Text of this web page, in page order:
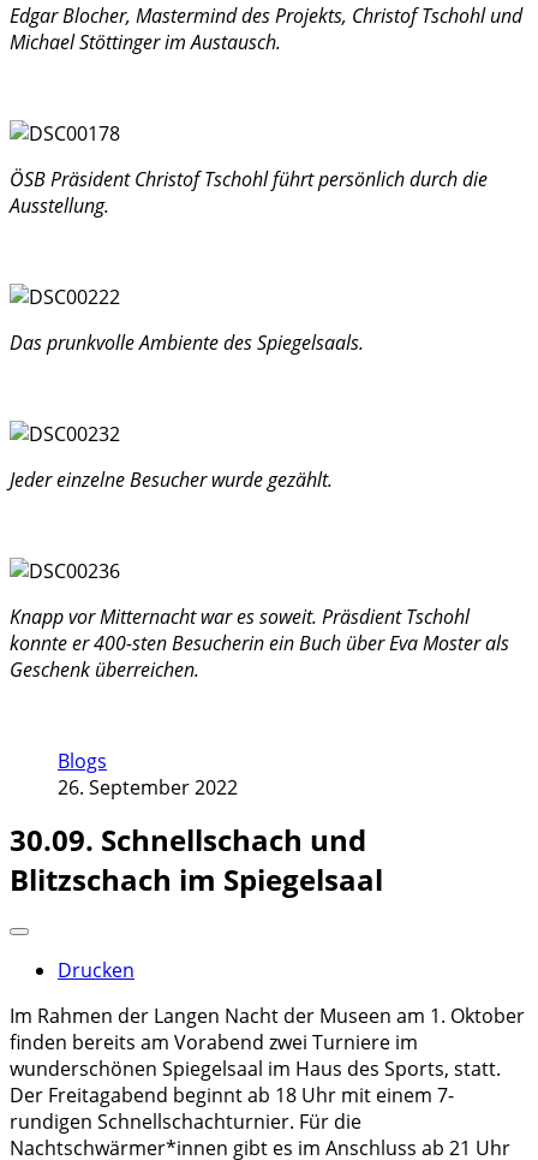
Edgar Blocher, Mastermind des Projekts, Christof Tschohl und
Michael Stöttinger im Austausch.
ÖSB Präsident Christof Tschohl führt persönlich durch die
Ausstellung.
Das prunkvolle Ambiente des Spiegelsaals.
Jeder einzelne Besucher wurde gezählt.
Knapp vor Mitternacht war es soweit. Präsdient Tschohl
konnte er 400-sten Besucherin ein Buch über Eva Moster als
Geschenk überreichen.
Blogs
26. September 2022
30.09. Schnellschach und
Blitzschach im Spiegelsaal
Drucken
Im Rahmen der Langen Nacht der Museen am 1. Oktober
finden bereits am Vorabend zwei Turniere im
wunderschönen Spiegelsaal im Haus des Sports, statt.
Der Freitagabend beginnt ab 18 Uhr mit einem 7-
rundigen Schnellschachturnier. Für die
Nachtschwärmer*innen gibt es im Anschluss ab 21 Uhr